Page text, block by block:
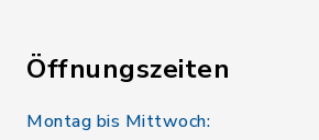
Öffnungszeiten
Montag bis Mittwoch: